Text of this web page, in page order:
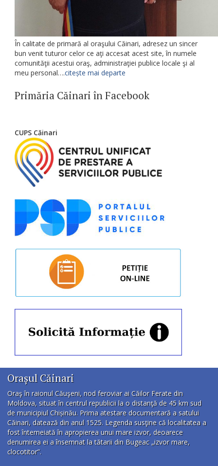
În calitate de primară al oraşului Căinari, adresez un sincer
bun venit tuturor celor ce aţi accesat acest site, în numele
comunităţii acestui oraş, administraţiei publice locale şi al
meu personal….citește mai departe
Primăria Căinari în Facebook
CUPS Căinari
Orașul Căinari
Oraş în raionul Căuşeni, nod feroviar ai Căilor Ferate din
Moldova, situat în centrul republicii la o distanţă de 45 km sud
de municipiul Chișinău. Prima atestare documentară a satului
Căinari, datează din anul 1525. Legenda susţine că localitatea a
fost întemeiată în apropierea unui mare izvor, deoarece
denumirea ei a însemnat la tătarii din Bugeac „izvor mare,
clocotitor”.